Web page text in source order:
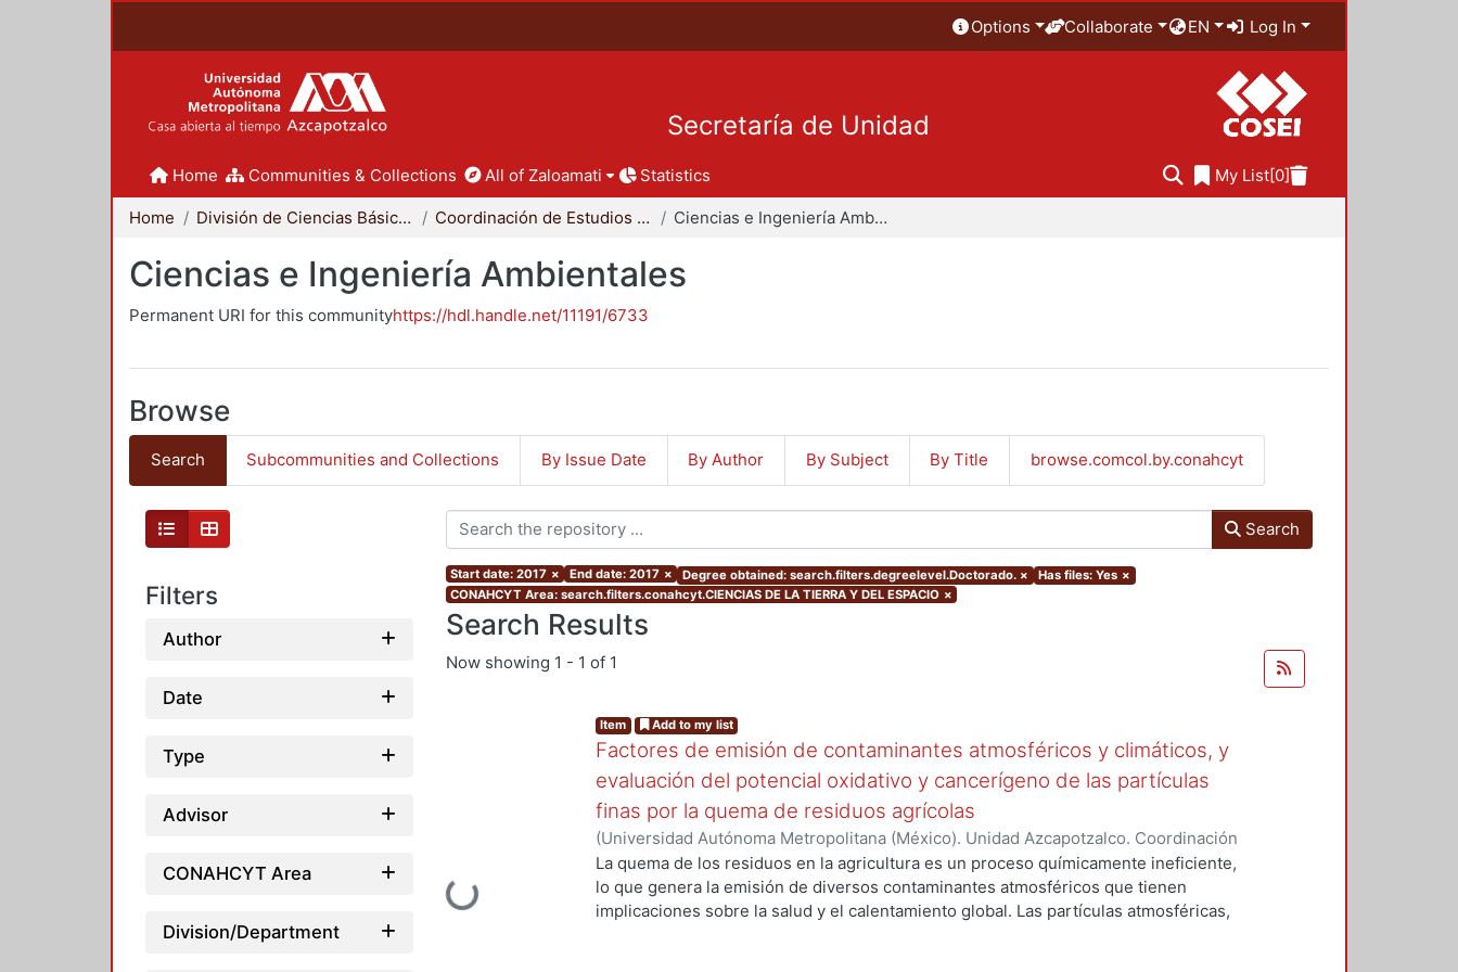
Options Collaborate EN Log In
Secretaría de Unidad
Home Communities & Collections All of Zaloamati Statistics My List[0]
Home División de Ciencias Básicas e Ingeniería Coordinación de Estudios de Posgrado - CBI Ciencias e Ingeniería Ambientales
Ciencias e Ingeniería Ambientales
Permanent URI for this communityhttps://hdl.handle.net/11191/6733
Browse
Search Subcommunities and Collections By Issue Date By Author By Subject By Title browse.comcol.by.conahcyt
Filters
Author
Date
Type
Advisor
CONAHCYT Area
Division/Department
Search
Start date: 2017 × End date: 2017 × Degree obtained: search.filters.degreelevel.Doctorado. × Has files: Yes ×
CONAHCYT Area: search.filters.conahcyt.CIENCIAS DE LA TIERRA Y DEL ESPACIO ×
Search Results
Now showing 1 - 1 of 1
Loading...
Item Add to my list
Factores de emisión de contaminantes atmosféricos y climáticos, y
evaluación del potencial oxidativo y cancerígeno de las partículas
finas por la quema de residuos agrícolas
(Universidad Autónoma Metropolitana (México). Unidad Azcapotzalco. Coordinación
de Servicios de Información.,2017)SANTIAGO DE LA ROSA, NAXIELI
La quema de los residuos en la agricultura es un proceso químicamente ineficiente,
lo que genera la emisión de diversos contaminantes atmosféricos que tienen
implicaciones sobre la salud y el calentamiento global. Las partículas atmosféricas,